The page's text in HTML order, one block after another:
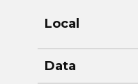
Local
Data